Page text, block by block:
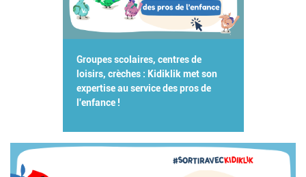
Groupes scolaires, centres de
loisirs, crèches : Kidiklik met son
expertise au service des pros de
l'enfance !